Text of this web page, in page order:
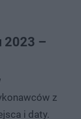
2023 –
z
i daty.